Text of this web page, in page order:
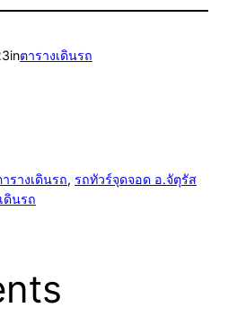
inตารางเดินรถ
ารางเดินรถ, รถทัวร์จุดจอด อ.จัตุรัส
ดินรถ